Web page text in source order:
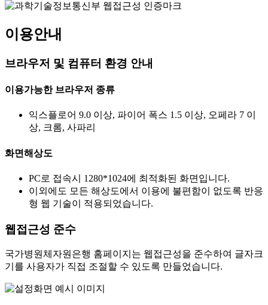
이용안내
브라우저 및 컴퓨터 환경 안내
이용가능한 브라우저 종류
익스플로어 9.0 이상, 파이어 폭스 1.5 이상, 오페라 7 이
상, 크롬, 사파리
화면해상도
PC로 접속시 1280*1024에 최적화된 화면입니다.
이외에도 모든 해상도에서 이용에 불편함이 없도록 반응
형 웹 기술이 적용되었습니다.
웹접근성 준수
국가병원체자원은행 홈페이지는 웹접근성을 준수하여 글자크
기를 사용자가 직접 조절할 수 있도록 만들었습니다.